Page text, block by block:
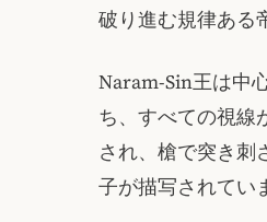
破り進む規律ある
Naram-Sin王は中
ち、すべての視線
され、槍で突き刺
子が描写されてい